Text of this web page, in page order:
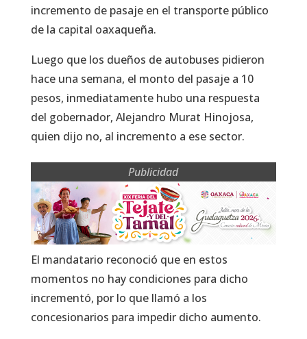
incremento de pasaje en el transporte público
de la capital oaxaqueña.
Luego que los dueños de autobuses pidieron
hace una semana, el monto del pasaje a 10
pesos, inmediatamente hubo una respuesta
del gobernador, Alejandro Murat Hinojosa,
quien dijo no, al incremento a ese sector.
Publicidad
El mandatario reconoció que en estos
momentos no hay condiciones para dicho
incrementó, por lo que llamó a los
concesionarios para impedir dicho aumento.